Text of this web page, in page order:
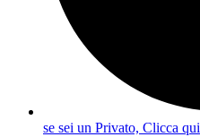
se sei un Privato, Clicca qui